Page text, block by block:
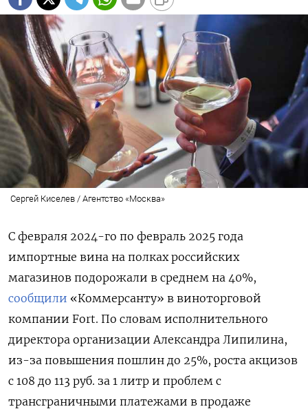
Сергей Киселев / Агентство «Москва»
С февраля 2024-го по февраль 2025 года
импортные вина на полках российских
магазинов подорожали в среднем на 40%,
сообщили «Коммерсанту» в виноторговой
компании Fort. По словам исполнительного
директора организации Александра Липилина,
из-за повышения пошлин до 25%, роста акцизов
с 108 до 113 руб. за 1 литр и проблем с
трансграничными платежами в продаже